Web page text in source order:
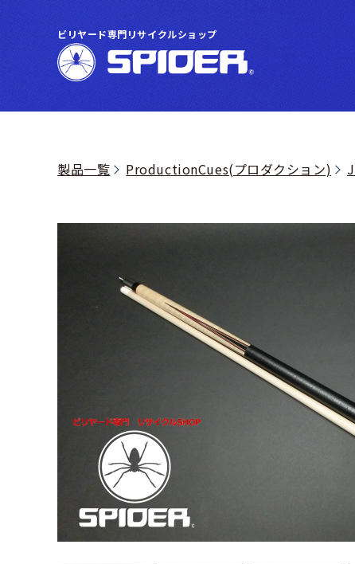
ビリヤード専門リサイクルショップ
製品一覧 ProductionCues(プロダクション)